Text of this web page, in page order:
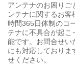
アンテナのお困りご
ンテナに関するお
時間365日体制のコ
テナに不具合が起
能です。お問合せい
にも対応しておりま
せください。